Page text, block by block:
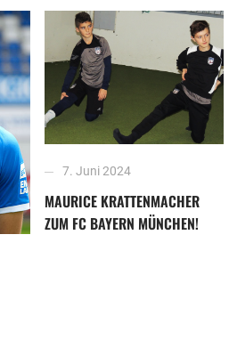
7. Juni 2024
MAURICE KRATTENMACHER
ZUM FC BAYERN MÜNCHEN!